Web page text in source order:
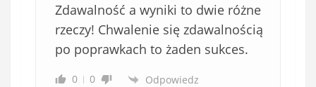
Zdawalność a wyniki to dwie różne
rzeczy! Chwalenie się zdawalnością
po poprawkach to żaden sukces.
0 0 Odpowiedz